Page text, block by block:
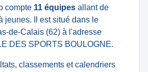
compte 11 équipes allant de
jeunes. Il est situé dans le
de-Calais (62) à l'adresse
DES SPORTS BOULOGNE.
classements et calendriers